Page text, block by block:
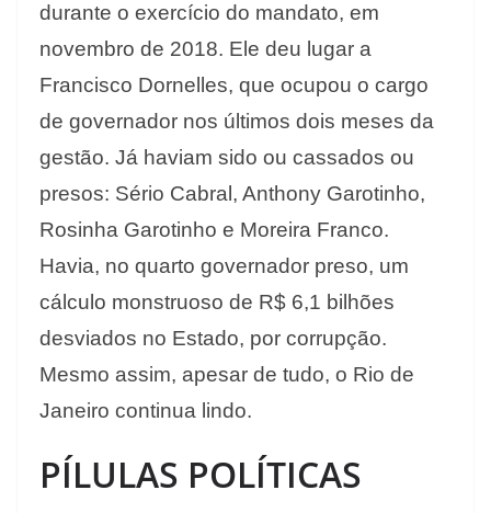
durante o exercício do mandato, em
novembro de 2018. Ele deu lugar a
Francisco Dornelles, que ocupou o cargo
de governador nos últimos dois meses da
gestão. Já haviam sido ou cassados ou
presos: Sério Cabral, Anthony Garotinho,
Rosinha Garotinho e Moreira Franco.
Havia, no quarto governador preso, um
cálculo monstruoso de R$ 6,1 bilhões
desviados no Estado, por corrupção.
Mesmo assim, apesar de tudo, o Rio de
Janeiro continua lindo.
PÍLULAS POLÍTICAS